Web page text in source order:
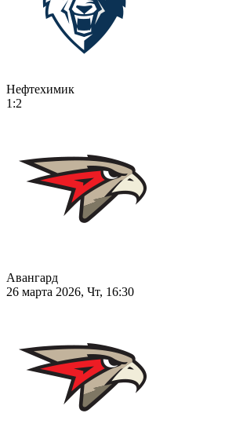
Нефтехимик
1:2
Авангард
26 марта 2026, Чт, 16:30